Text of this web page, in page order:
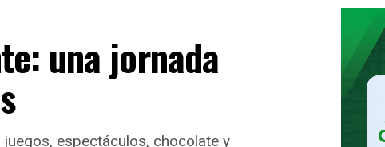
una jornada
espectáculos, chocolate y